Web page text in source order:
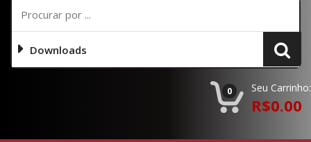
Downloads
0 Seu Carrinho:
R$0.00